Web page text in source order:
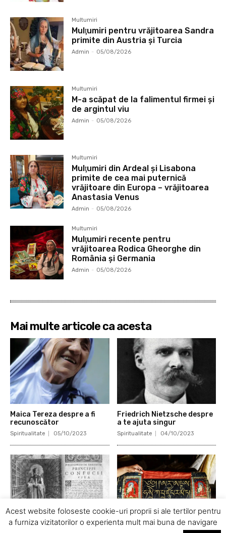
Multumiri
Mulţumiri pentru vrăjitoarea Sandra
primite din Austria și Turcia
Admin - 05/08/2026
Multumiri
M-a scăpat de la falimentul firmei și
de argintul viu
Admin - 05/08/2026
Multumiri
Mulţumiri din Ardeal și Lisabona
primite de cea mai puternică
vrăjitoare din Europa – vrăjitoarea
Anastasia Venus
Admin - 05/08/2026
Multumiri
Mulţumiri recente pentru
vrăjitoarea Rodica Gheorghe din
România și Germania
Admin - 05/08/2026
Mai multe articole ca acesta
Maica Tereza despre a fi
recunoscător
Spiritualitate 05/10/2023
Friedrich Nietzsche despre
a te ajuta singur
Spiritualitate 04/10/2023
Proverb chinezesc despre
Acest website foloseste cookie-uri proprii si ale tertilor pentru
a furniza vizitatorilor o experienta mult mai buna de navigare